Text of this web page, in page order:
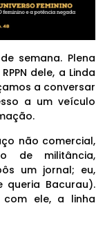
semana. Plena
dele, a Linda
a conversar
a um veículo
não comercial,
de militância,
um jornal; eu,
queria Bacurau).
ele, a linha